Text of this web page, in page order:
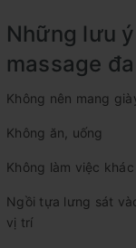
Những lưu
massage
Không nên mang
Không ăn, uống
Không làm việc khác
Ngồi tựa lưng sát
vị trí